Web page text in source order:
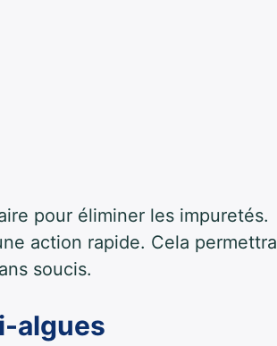
pour éliminer les impuretés.
action rapide. Cela permettra
soucis.
algues